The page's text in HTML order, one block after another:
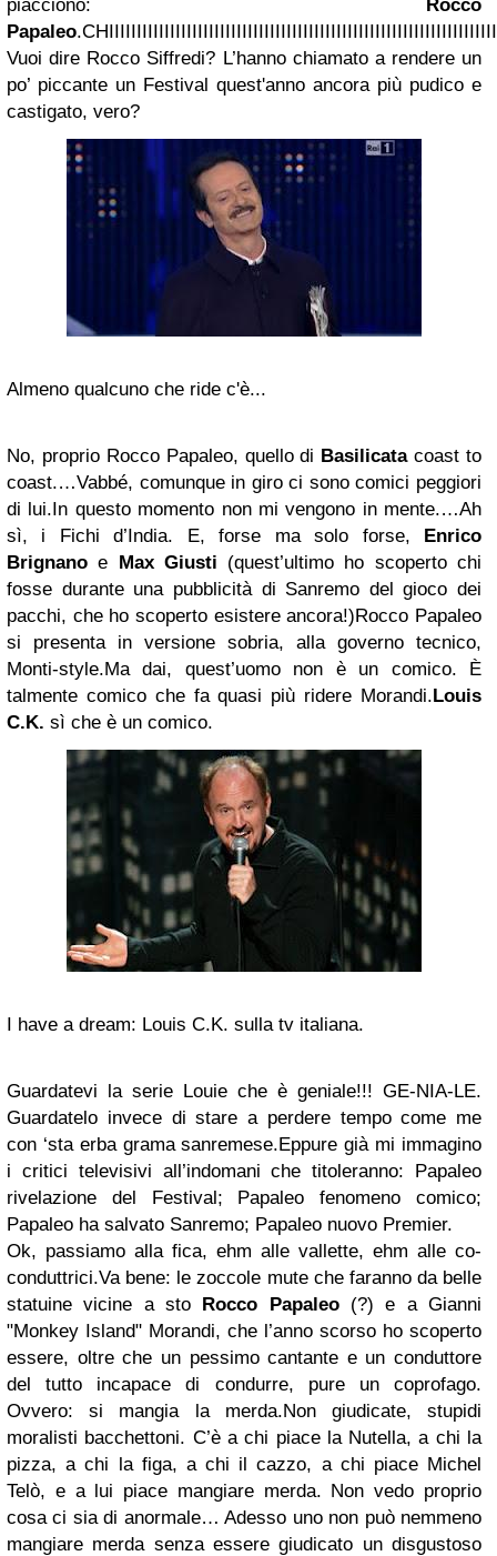
piacciono:
Rocco
Papaleo
Vuoi dire Rocco Siffredi? L’hanno chiamato a rendere un
po’ piccante un Festival quest'anno ancora più pudico e
castigato, vero?
Almeno qualcuno che ride c'è...
No, proprio Rocco Papaleo, quello di Basilicatacoast to
coast.…Vabbé, comunque in giro ci sono comici peggiori
di lui.In questo momento non mi vengono in mente.…Ah
sì, i Fichi d’India. E, forse ma solo forse, Enrico
Brignano e Max Giusti (quest’ultimo ho scoperto chi
fosse durante una pubblicità di Sanremo del gioco dei
pacchi, che ho scoperto esistere ancora!)Rocco Papaleo
si presenta in versione sobria, alla governo tecnico,
Monti-style.Ma dai, quest’uomo non è un comico. È
talmente comico che fa quasi più ridere Morandi.Louis
C.K. sì che è un comico.
I have a dream: Louis C.K. sulla tv italiana.
Guardatevi la serie Louie che è geniale!!! GE-NIA-LE.
Guardatelo invece di stare a perdere tempo come me
con ‘sta erba grama sanremese.Eppure già mi immagino
i critici televisivi all’indomani che titoleranno: Papaleo
rivelazione del Festival; Papaleo fenomeno comico;
Papaleo ha salvato Sanremo; Papaleo nuovo Premier.
Ok, passiamo alla fica, ehm alle vallette, ehm alle co-
conduttrici.Va bene: le zoccole mute che faranno da belle
statuine vicine a sto Rocco Papaleo(?) e a Gianni
"Monkey Island" Morandi, che l’anno scorso ho scoperto
essere, oltre che un pessimo cantante e un conduttore
del tutto incapace di condurre, pure un coprofago.
Ovvero: si mangia la merda.Non giudicate, stupidi
moralisti bacchettoni. C’è a chi piace la Nutella, a chi la
pizza, a chi la figa, a chi il cazzo, a chi piace Michel
Telò, e a lui piace mangiare merda. Non vedo proprio
cosa ci sia di anormale… Adesso uno non può nemmeno
mangiare merda senza essere giudicato un disgustoso